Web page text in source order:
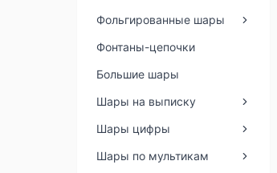
Фольгированные шары
Фонтаны-цепочки
Большие шары
Шары на выписку
Шары цифры
Шары по мультикам